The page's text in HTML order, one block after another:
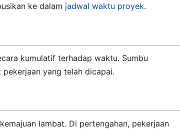
ke dalam jadwal waktu proyek.
kumulatif terhadap waktu. Sumbu
yang telah dicapai.
lambat. Di pertengahan, pekerjaan